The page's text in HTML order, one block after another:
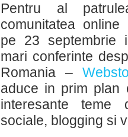
Pentru al
comunitatea
pe 23 septembrie
mari conferinte
Romania –
aduce in prim plan
interesante teme
sociale, blogging si